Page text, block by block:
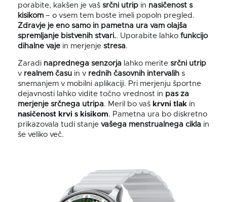
porabite, kakšen je vaš srčni utrip in nasičenost s
kisikom –⁠ o vsem tem boste imeli popoln pregled.
Zdravje je eno samo in pametna ura vam olajša
spremljanje bistvenih stvari.. Uporabite lahko funkcijo
dihalne vaje in merjenje stresa.
Zaradi naprednega senzorja lahko merite srčni utrip
v realnem času in v rednih časovnih intervalih s
snemanjem v mobilni aplikaciji. Pri merjenju športne
dejavnosti lahko vidite točno vrednost in pas za
merjenje srčnega utripa. Meril bo vaš krvni tlak in
nasičenost krvi s kisikom. Pametna ura bo diskretno
prikazovala tudi stanje vašega menstrualnega cikla in
še veliko več.